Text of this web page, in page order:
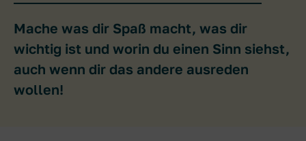
Mache was dir Spaß macht, was dir
wichtig ist und worin du einen Sinn siehst,
auch wenn dir das andere ausreden
wollen!